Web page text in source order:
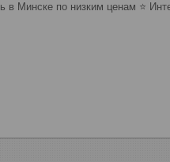
в Минске по низким ценам ⭐️